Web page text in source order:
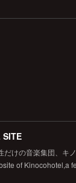
SITE
けの音楽集団、キ
of